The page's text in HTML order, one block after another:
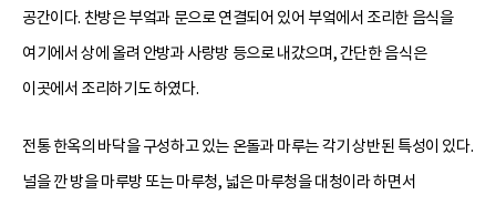
공간이다. 찬방은 부엌과 문으로 연결되어 있어 부엌에서 조리한 음식을
여기에서 상에 올려 안방과 사랑방 등으로 내갔으며, 간단한 음식은
이곳에서 조리하기도 하였다.
전통 한옥의 바닥을 구성하고 있는 온돌과 마루는 각기 상반된 특성이 있다.
널을 깐 방을 마루방 또는 마루청, 넓은 마루청을 대청이라 하면서